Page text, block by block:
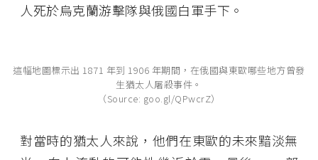
人死於烏克蘭游擊隊與俄國白軍手下。
這幅地圖標示出 1871 年到 1906 年期間，在俄國與東歐哪些地方曾發
生猶太人屠殺事件。
（Source: goo.gl/QPwcrZ）
對當時的猶太人來說，他們在東歐的未來黯淡無